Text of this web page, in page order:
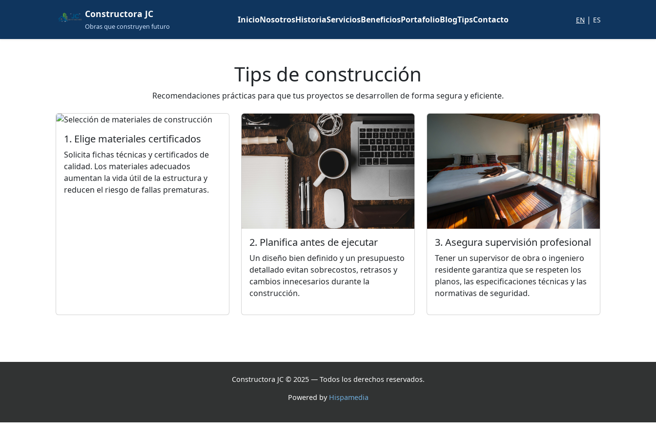
Constructora JC
Obras que construyen futuro
InicioNosotrosHistoriaServiciosBeneficiosPortafolioBlogTipsContacto EN | ES
Tips de construcción
Recomendaciones prácticas para que tus proyectos se desarrollen de forma segura y eficiente.
1. Elige materiales certificados
Solicita fichas técnicas y certificados de
calidad. Los materiales adecuados
aumentan la vida útil de la estructura y
reducen el riesgo de fallas prematuras.
2. Planifica antes de ejecutar
Un diseño bien definido y un presupuesto
detallado evitan sobrecostos, retrasos y
cambios innecesarios durante la
construcción.
3. Asegura supervisión profesional
Tener un supervisor de obra o ingeniero
residente garantiza que se respeten los
planos, las especificaciones técnicas y las
normativas de seguridad.
Constructora JC © 2025 — Todos los derechos reservados.
Powered by Hispamedia